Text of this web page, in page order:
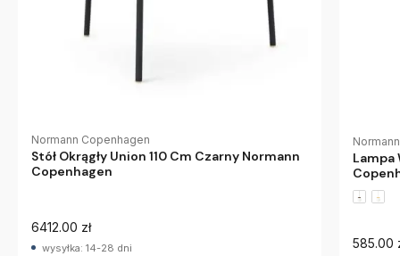
Normann Copenhagen
Stół Okrągły Union 110 Cm Czarny Normann
Copenhagen
6412.00 zł
wysyłka: 14-28 dni
Lampa
585.00